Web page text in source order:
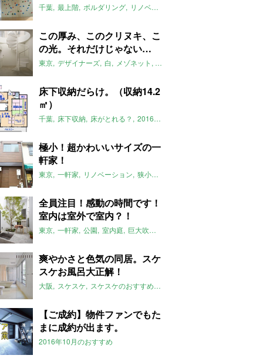
千葉 最上階 ボルダリング リノベーション
この厚み、このクリヌキ、こ
の光。それだけじゃない…
東京 デザイナーズ 白 メゾネット 2016年10月のおすすめ
床下収納だらけ。（収納14.2
㎡）
千葉 床下収納 床がとれる？ 2016年10月のおすすめ
極小！超かわいいサイズの一
軒家！
東京 一軒家 リノベーション 狭小住宅
全員注目！感動の時間です！
室内は室外で室内？！
東京 一軒家 公園 室内庭 巨大吹抜け空間
爽やかさと色気の同居。スケ
スケお風呂大正解！
大阪 スケスケ スケスケのおすすめ ひろびろお風呂
【ご成約】物件ファンでもた
まに成約が出ます。
2016年10月のおすすめ